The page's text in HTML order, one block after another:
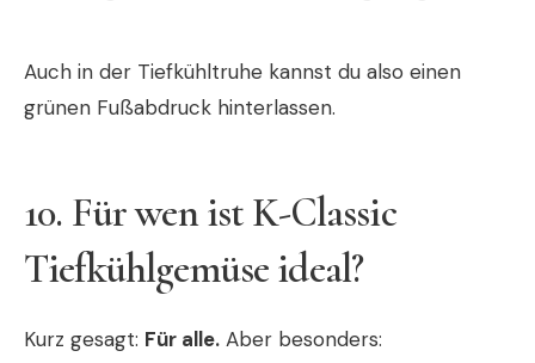
Auch in der Tiefkühltruhe kannst du also einen
grünen Fußabdruck hinterlassen.
10. Für wen ist K-Classic
Tiefkühlgemüse ideal?
Kurz gesagt: Für alle. Aber besonders: